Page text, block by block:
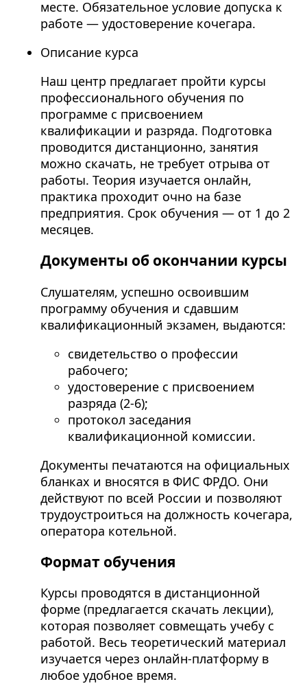
месте. Обязательное условие допуска к
работе — удостоверение кочегара.
Описание курса
Наш центр предлагает пройти курсы
профессионального обучения по
программе с присвоением
квалификации и разряда. Подготовка
проводится дистанционно, занятия
можно скачать, не требует отрыва от
работы. Теория изучается онлайн,
практика проходит очно на базе
предприятия. Срок обучения — от 1 до 2
месяцев.
Документы об окончании курсы
Слушателям, успешно освоившим
программу обучения и сдавшим
квалификационный экзамен, выдаются:
свидетельство о профессии
рабочего;
удостоверение с присвоением
разряда (2-6);
протокол заседания
квалификационной комиссии.
Документы печатаются на официальных
бланках и вносятся в ФИС ФРДО. Они
действуют по всей России и позволяют
трудоустроиться на должность кочегара,
оператора котельной.
Формат обучения
Курсы проводятся в дистанционной
форме (предлагается скачать лекции),
которая позволяет совмещать учебу с
работой. Весь теоретический материал
изучается через онлайн-платформу в
любое удобное время.